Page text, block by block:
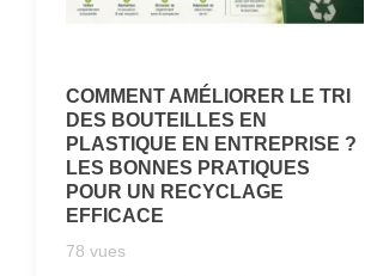
COMMENT AMÉLIORER LE TRI
DES BOUTEILLES EN
PLASTIQUE EN ENTREPRISE ?
LES BONNES PRATIQUES
POUR UN RECYCLAGE
EFFICACE
78 vues